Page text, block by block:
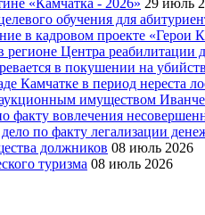
«Камчатка - 2026» 29 июль
обучения для
в кадровом проекте «Герои
регионе Центра
в покушении на
Камчатке в период нереста
имуществом
факту вовлечения
по факту легализации
должников 08 июль 2026
туризма 08 июль 2026